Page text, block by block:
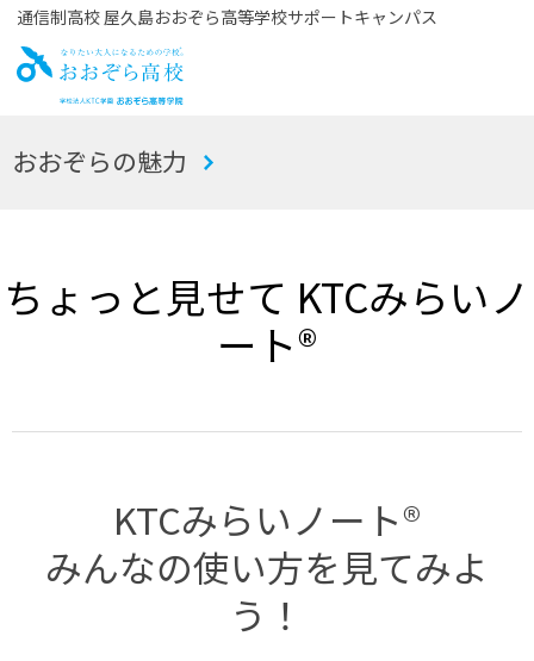
通信制高校 屋久島おおぞら高等学校サポートキャンパス
お
おおぞらの魅力
ちょっと見せて KTCみらいノ
ート®
KTCみらいノート®
みんなの使い方を見てみよ
う！